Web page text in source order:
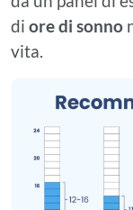
di ore di sonno
vita.